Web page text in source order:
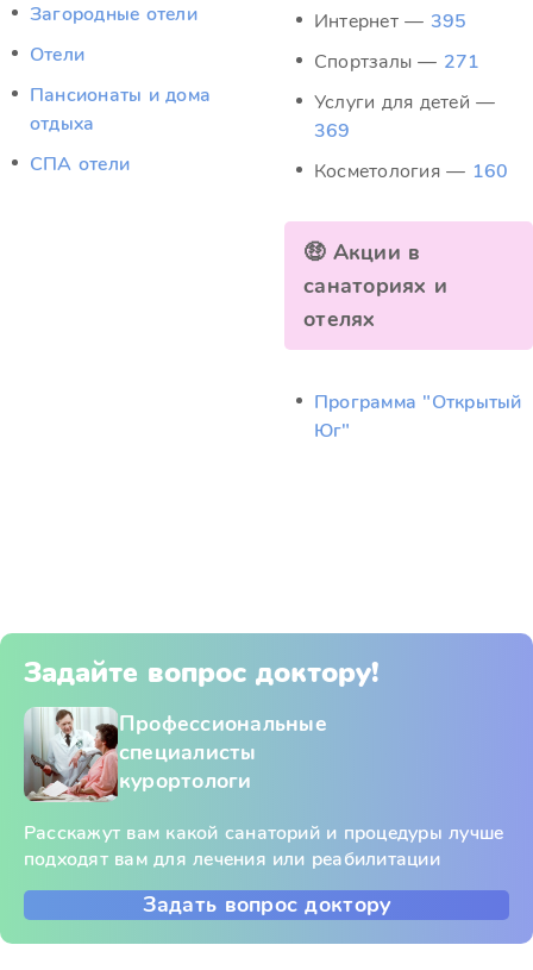
Загородные отели
Отели
Пансионаты и дома
отдыха
СПА отели
Интернет — 395
Спортзалы — 271
Услуги для детей —
369
Косметология — 160
🤑 Акции в
санаториях и
отелях
Программа "Открытый
Юг"
Задайте вопрос доктору!
Профессиональные
специалисты
курортологи
Расскажут вам какой санаторий и процедуры лучше
подходят вам для лечения или реабилитации
Задать вопрос доктору